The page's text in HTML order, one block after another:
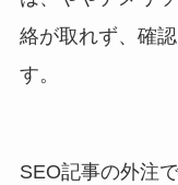
絡が取れず、確
す。
SEO記事の外注